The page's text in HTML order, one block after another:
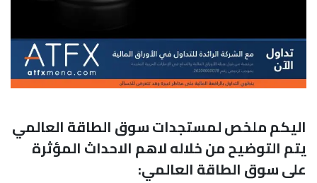
اليكم ملخص لمستجدات سوق الطاقة العالمي
يتم التوضيح من خلاله لاهم الاحداث المؤثرة
على سوق الطاقة العالمي: